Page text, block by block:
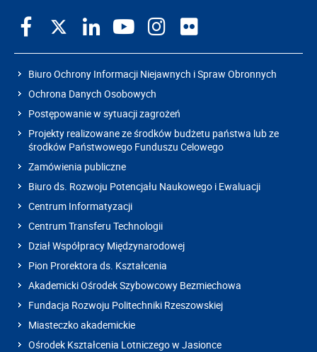
Biuro Ochrony Informacji Niejawnych i Spraw Obronnych
Ochrona Danych Osobowych
Postępowanie w sytuacji zagrożeń
Projekty realizowane ze środków budżetu państwa lub ze
środków Państwowego Funduszu Celowego
Zamówienia publiczne
Biuro ds. Rozwoju Potencjału Naukowego i Ewaluacji
Centrum Informatyzacji
Centrum Transferu Technologii
Dział Współpracy Międzynarodowej
Pion Prorektora ds. Kształcenia
Akademicki Ośrodek Szybowcowy Bezmiechowa
Fundacja Rozwoju Politechniki Rzeszowskiej
Miasteczko akademickie
Ośrodek Kształcenia Lotniczego w Jasionce